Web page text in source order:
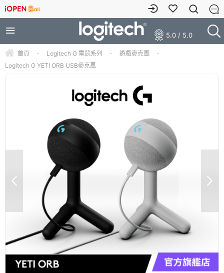
5.0 / 5.0
首頁 - Logitech G 電競系列 - 遊戲麥克風
-
Logitech G YETI ORB USB麥克風